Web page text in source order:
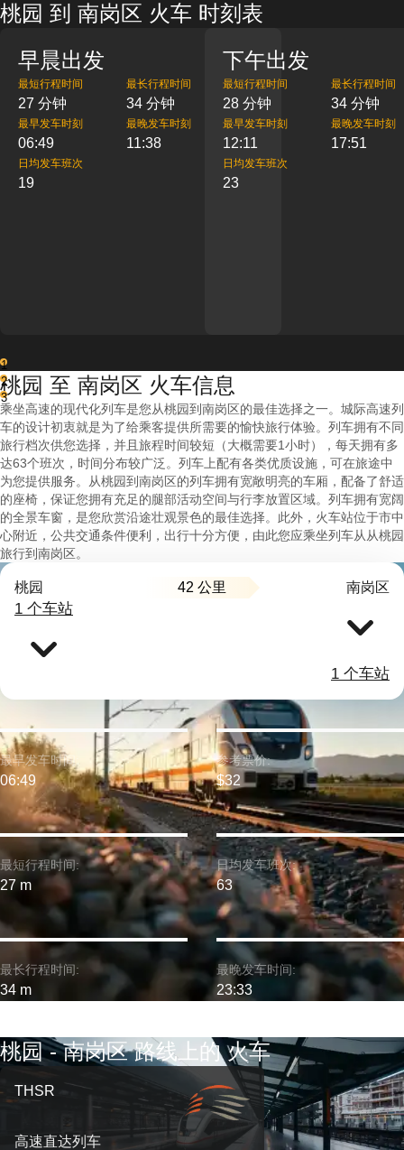
桃园 到 南岗区 火车 时刻表
早晨出发
最短行程时间
27 分钟
最长行程时间
34 分钟
最早发车时刻
06:49
最晚发车时刻
11:38
日均发车班次
19
下午出发
最短行程时间
28 分钟
最长行程时间
34 分钟
最早发车时刻
12:11
最晚发车时刻
17:51
日均发车班次
23
1
2
3
桃园 至 南岗区 火车信息
乘坐高速的现代化列车是您从桃园到南岗区的最佳选择之一。城际高速列
车的设计初衷就是为了给乘客提供所需要的愉快旅行体验。列车拥有不同
旅行档次供您选择，并且旅程时间较短（大概需要1小时），每天拥有多
达63个班次，时间分布较广泛。列车上配有各类优质设施，可在旅途中
为您提供服务。从桃园到南岗区的列车拥有宽敞明亮的车厢，配备了舒适
的座椅，保证您拥有充足的腿部活动空间与行李放置区域。列车拥有宽阔
的全景车窗，是您欣赏沿途壮观景色的最佳选择。此外，火车站位于市中
心附近，公共交通条件便利，出行十分方便，由此您应乘坐列车从从桃园
旅行到南岗区。
桃园 42 公里 南岗区
1 个车站
1 个车站
最短行程时间:
27 m
最早发车时间:
06:49
最长行程时间:
34 m
参考票价:
$32
日均发车班次:
63
最晚发车时间:
23:33
桃园 - 南岗区 路线上的 火车
THSR
高速直达列车